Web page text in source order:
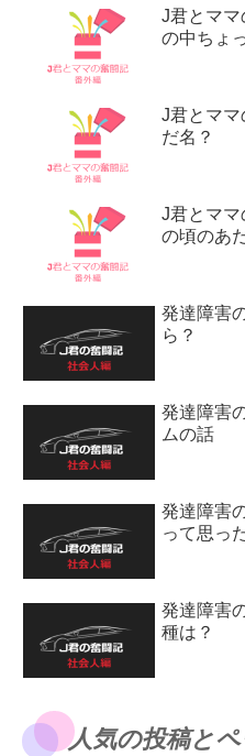
J君とマ
の中ちょ
J君とマ
だ名？
J君とマ
の頃のあ
発達障害
ら？
発達障害
ムの話
発達障害
って思っ
発達障害
種は？
人気の投稿と